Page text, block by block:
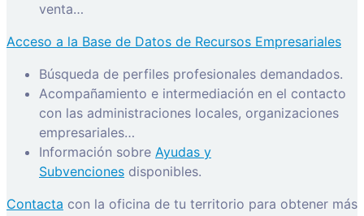
venta…
Acceso a la Base de Datos de Recursos Empresariales
Búsqueda de perfiles profesionales demandados.
Acompañamiento e intermediación en el contacto
con las administraciones locales, organizaciones
empresariales…
Información sobre Ayudas y
Subvenciones disponibles.
Contacta con la oficina de tu territorio para obtener más